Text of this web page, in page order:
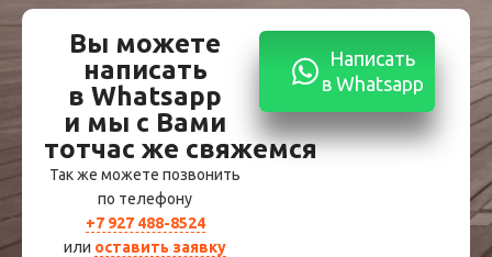
Вы можете
написать
в Whatsapp
и мы с Вами
тотчас же свяжемся
Так же можете позвонить
по телефону
+7 927 488-8524
или оставить заявку
Написать
в Whatsapp